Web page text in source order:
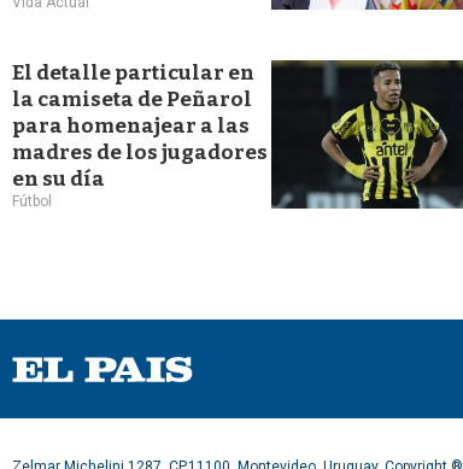
El detalle particular en
la camiseta de Peñarol
para homenajear a las
madres de los jugadores
en su día
Fútbol